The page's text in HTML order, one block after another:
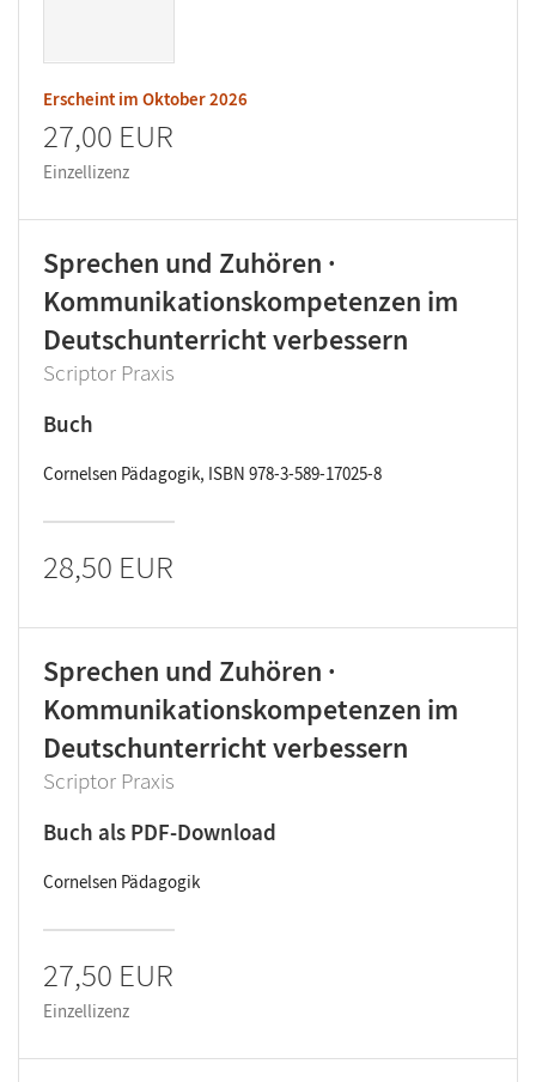
Erscheint im Oktober 2026
27,00 EUR
Einzellizenz
Sprechen und Zuhören ·
Kommunikationskompetenzen im
Deutschunterricht verbessern
Scriptor Praxis
Buch
Cornelsen Pädagogik, ISBN 978-3-589-17025-8
28,50 EUR
Sprechen und Zuhören ·
Kommunikationskompetenzen im
Deutschunterricht verbessern
Scriptor Praxis
Buch als PDF-Download
Cornelsen Pädagogik
27,50 EUR
Einzellizenz